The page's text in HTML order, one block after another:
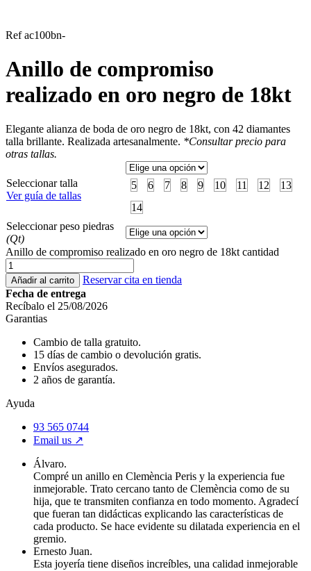
Ref ac100bn-
Anillo de compromiso
realizado en oro negro de 18kt
Elegante alianza de boda de oro negro de 18kt, con 42 diamantes
talla brillante. Realizada artesanalmente. *Consultar precio para
otras tallas.
Seleccionar talla
Ver guía de tallas
5 6 7 8 9 10 11 12
13
14
Seleccionar peso piedras
(Qt)
Anillo de compromiso realizado en oro negro de 18kt cantidad
Añadir al carrito
Reservar cita en tienda
Fecha de entrega
Recíbalo el 25/08/2026
Garantias
Cambio de talla gratuito.
15 días de cambio o devolución gratis.
Envíos asegurados.
2 años de garantía.
Ayuda
93 565 0744
Email us ↗︎
Álvaro.
Compré un anillo en Clemència Peris y la experiencia fue
inmejorable. Trato cercano tanto de Clemència como de su
hija, que te transmiten confianza en todo momento. Agradecí
que fueran tan didácticas explicando las características de
cada producto. Se hace evidente su dilatada experiencia en el
gremio.
Ernesto Juan.
Esta joyería tiene diseños increíbles, una calidad inmejorable